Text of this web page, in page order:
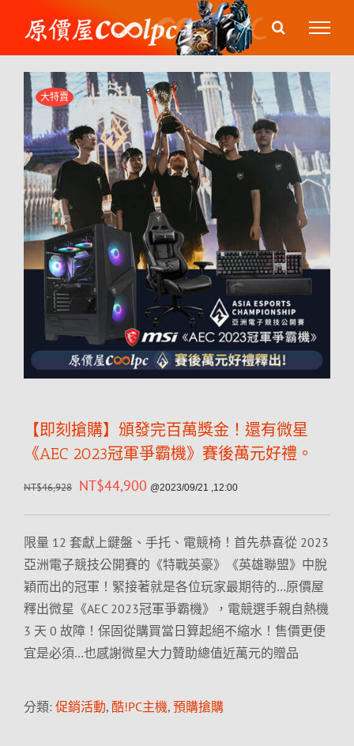
content
大特賣
【即刻搶購】頒發完百萬獎金！還有微星
《AEC 2023冠軍爭霸機》賽後萬元好禮。
NT$46,928 NT$44,900 @2023/09/21 ,12:00
限量 12 套獻上鍵盤、手托、電競椅！首先恭喜從 2023
亞洲電子競技公開賽的《特戰英豪》《英雄聯盟》中脫
穎而出的冠軍！緊接著就是各位玩家最期待的…原價屋
釋出微星《AEC 2023冠軍爭霸機》，電競選手親自熱機
3 天 0 故障！保固從購買當日算起絕不縮水！售價更便
宜是必須…也感謝微星大力贊助總值近萬元的贈品
分類: 促銷活動, 酷!PC主機, 預購搶購